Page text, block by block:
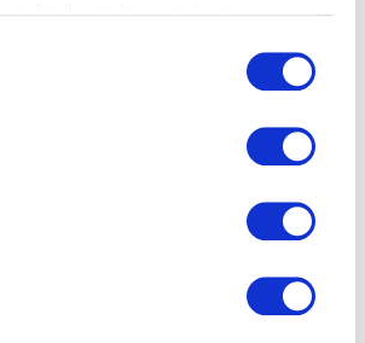
GIPSBUIK NAAR MODERN
EINDE VERLOF? 8 TIPS DIE JE
ZWANGERSCHAPSVERLOF